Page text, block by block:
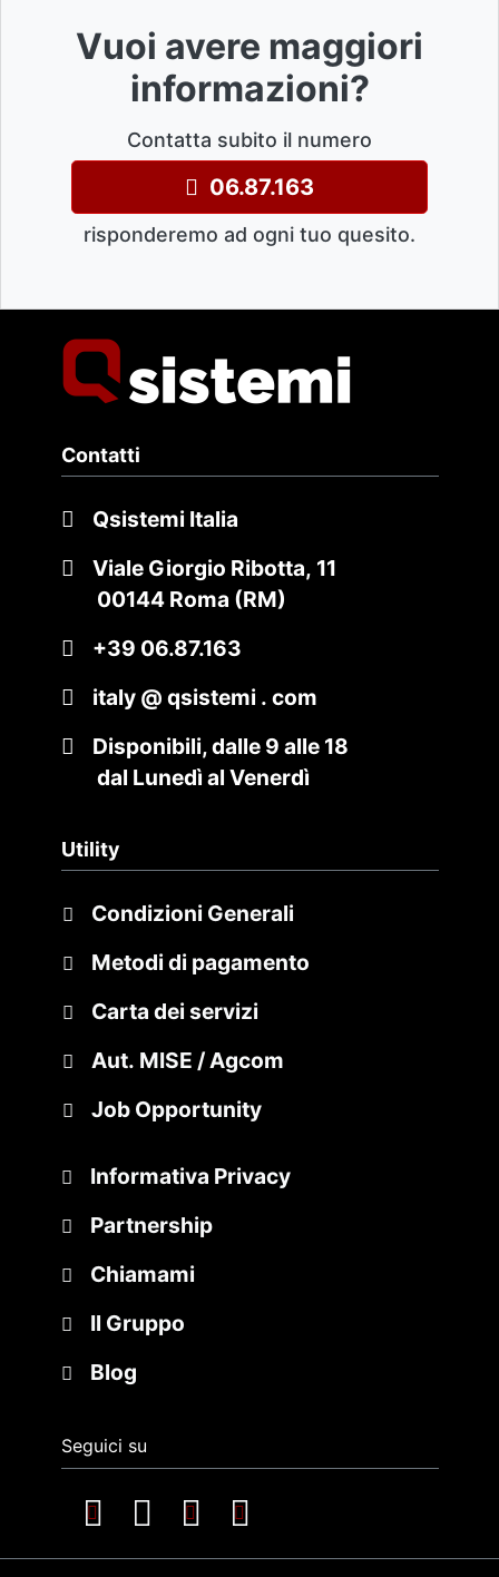
Vuoi avere maggiori
informazioni?
Contatta subito il numero
06.87.163
risponderemo ad ogni tuo quesito.
Contatti
Qsistemi Italia
Viale Giorgio Ribotta, 11
00144 Roma (RM)
+39 06.87.163
italy @ qsistemi . com
Disponibili, dalle 9 alle 18
dal Lunedì al Venerdì
Utility
Condizioni Generali
Metodi di pagamento
Carta dei servizi
Aut. MISE / Agcom
Job Opportunity
Informativa Privacy
Partnership
Chiamami
Il Gruppo
Blog
Seguici su